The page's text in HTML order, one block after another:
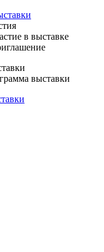
в выставке
выставки